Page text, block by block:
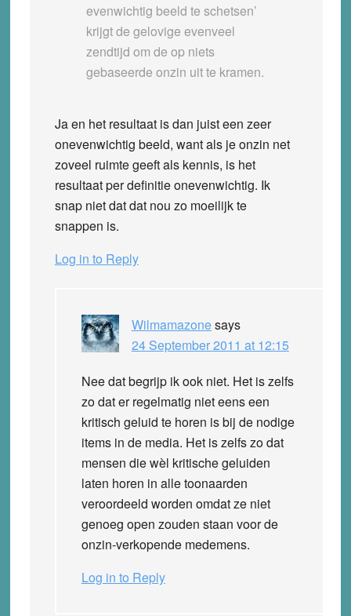
evenwichtig beeld te schetsen’
krijgt de gelovige evenveel
zendtijd om de op niets
gebaseerde onzin uit te kramen.
Ja en het resultaat is dan juist een zeer
onevenwichtig beeld, want als je onzin net
zoveel ruimte geeft als kennis, is het
resultaat per definitie onevenwichtig. Ik
snap niet dat dat nou zo moeilijk te
snappen is.
Log in to Reply
Wilmamazonesays
24 September 2011 at 12:15
Nee dat begrijp ik ook niet. Het is zelfs
zo dat er regelmatig niet eens een
kritisch geluid te horen is bij de nodige
items in de media. Het is zelfs zo dat
mensen die wèl kritische geluiden
laten horen in alle toonaarden
veroordeeld worden omdat ze niet
genoeg open zouden staan voor de
onzin-verkopende medemens.
Log in to Reply